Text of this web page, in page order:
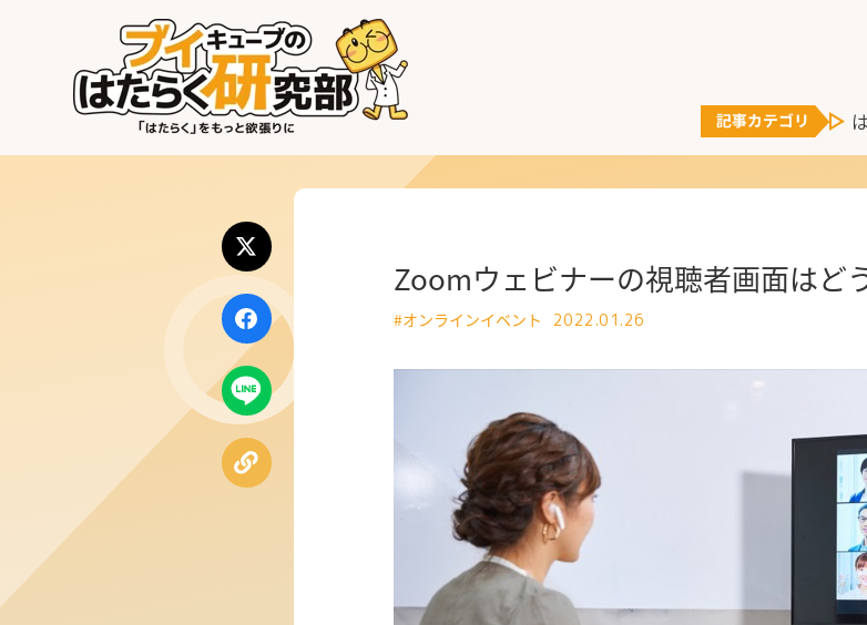
はたらく業界
はたらく部署
公式Facebook
Zoomウェビナーの視聴者画面はど
#オンラインイベント 2022.01.26